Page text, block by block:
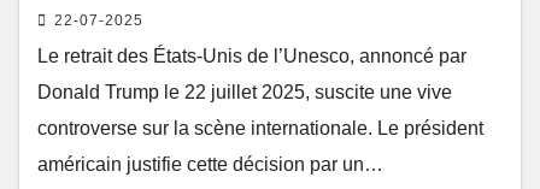
22-07-2025
Le retrait des États-Unis de l’Unesco, annoncé par
Donald Trump le 22 juillet 2025, suscite une vive
controverse sur la scène internationale. Le président
américain justifie cette décision par un…